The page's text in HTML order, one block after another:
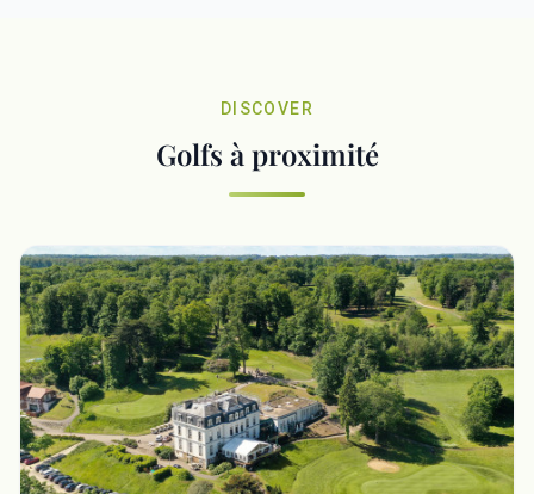
DISCOVER
Golfs à proximité